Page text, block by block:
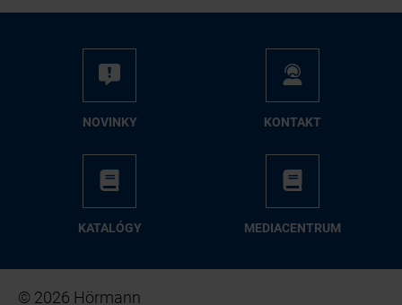
NO­VIN­KY KON­TAKT
KA­TA­LÓ­GY ME­DIA­CEN­TRUM
© 2026 Hörmann